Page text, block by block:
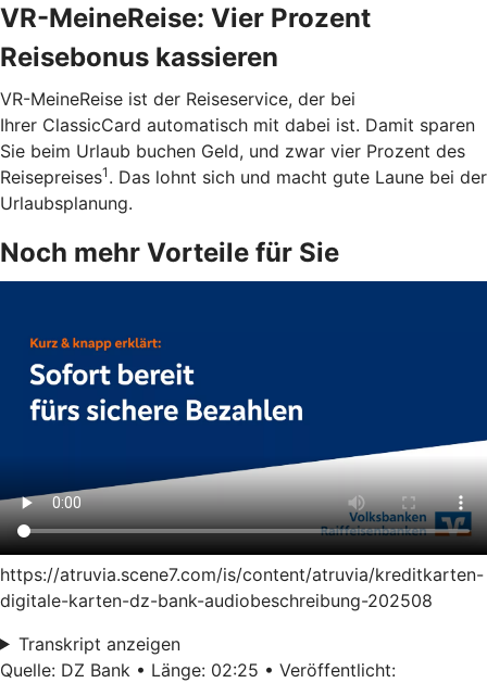
VR-MeineReise: Vier Prozent
Reisebonus kassieren
VR-MeineReise ist der Reiseservice, der bei
Ihrer ClassicCard automatisch mit dabei ist. Damit sparen
Sie beim Urlaub buchen Geld, und zwar vier Prozent des
Reisepreises1 . Das lohnt sich und macht gute Laune bei der
Urlaubsplanung.
Noch mehr Vorteile für Sie
https://atruvia.scene7.com/is/content/atruvia/kreditkarten-
digitale-karten-dz-bank-audiobeschreibung-202508
Transkript anzeigen
Quelle: DZ Bank • Länge: 02:25 • Veröffentlicht: